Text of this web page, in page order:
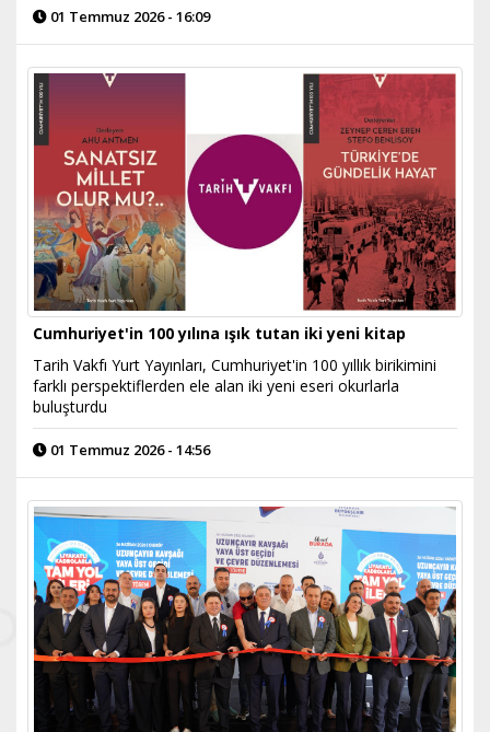
01 Temmuz 2026 - 16:09
Cumhuriyet'in 100 yılına ışık tutan iki yeni kitap
Tarih Vakfı Yurt Yayınları, Cumhuriyet'in 100 yıllık birikimini
farklı perspektiflerden ele alan iki yeni eseri okurlarla
buluşturdu
01 Temmuz 2026 - 14:56